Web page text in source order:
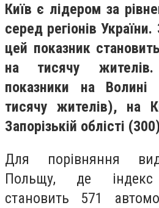
Київ є лідером за
серед регіонів
цей показник
на тисячу
показники на
тисячу жителів), на
Запорізькій облісті
Для порівняння
Польщу, де індекс
становить 571